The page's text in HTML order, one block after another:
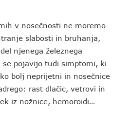
v nosečnosti ne moremo
slabosti in bruhanja,
njenega železnega
pojavijo tudi simptomi, ki
bolj neprijetni in nosečnice
rast dlačic, vetrovi in
iz nožnice, hemoroidi…